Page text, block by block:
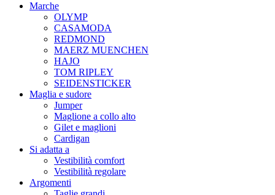
Marche
OLYMP
CASAMODA
REDMOND
MAERZ MUENCHEN
HAJO
TOM RIPLEY
SEIDENSTICKER
Maglia e sudore
Jumper
Maglione a collo alto
Gilet e maglioni
Cardigan
Si adatta a
Vestibilità comfort
Vestibilità regolare
Argomenti